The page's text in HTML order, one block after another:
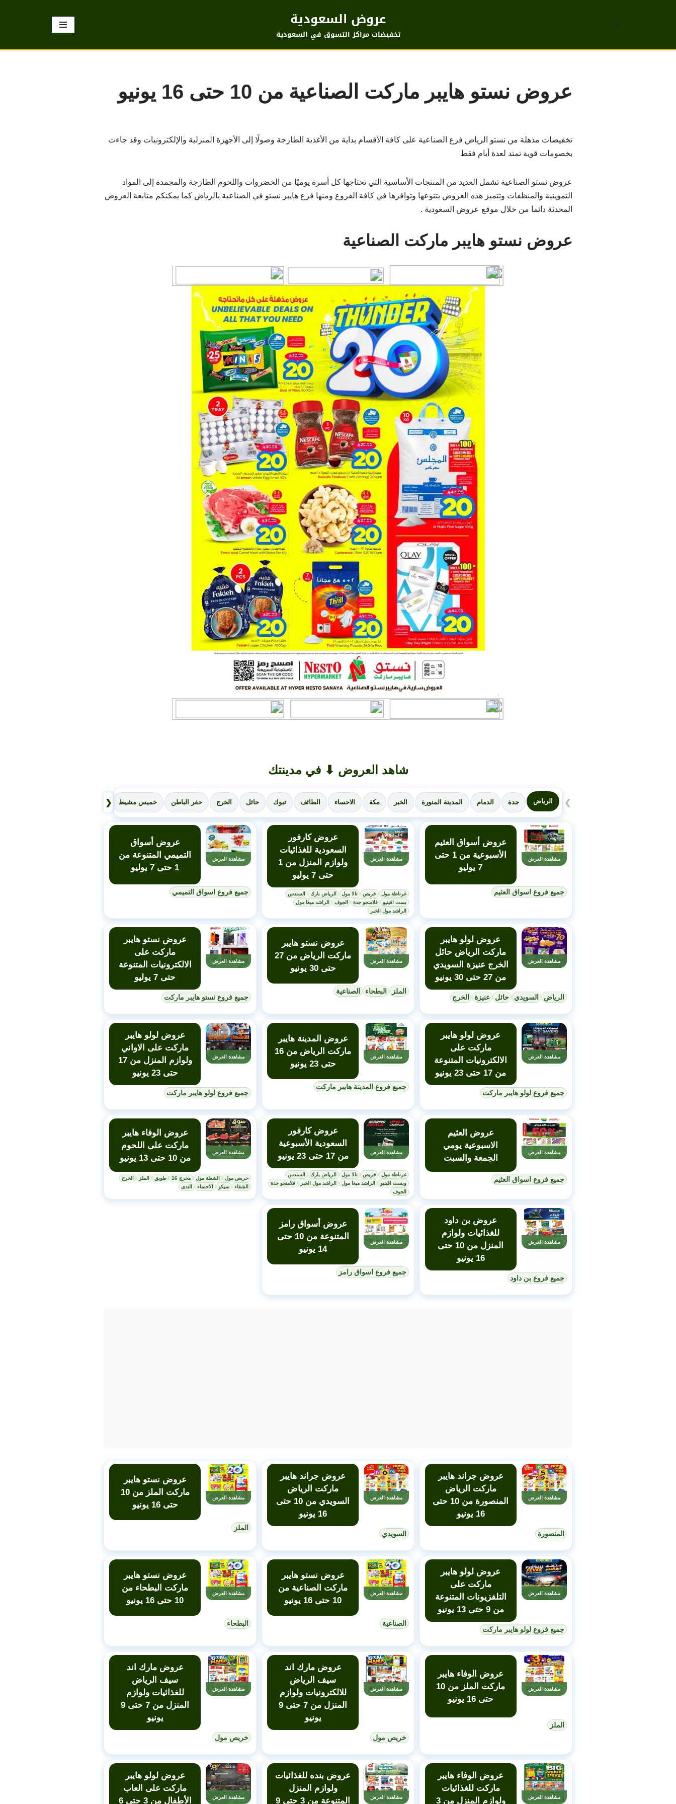
عروض السعودية
تخفيضات مراكز التسوق في السعودية
عروض نستو هايبر ماركت الصناعية من 10 حتى 16 يونيو
تخفيضات مذهلة من نستو الرياض فرع الصناعية على كافة الأقسام بداية من الأغذية الطازجة وصولًا إلى الأجهزة المنزلية والإلكترونيات وقد جاءت
بخصومات قوية تمتد لعدة أيام فقط
عروض نستو الصناعية تشمل العديد من المنتجات الأساسية التي تحتاجها كل أسرة يوميًا من الخضروات واللحوم الطازجة والمجمدة إلى المواد
التموينية والمنظفات وتتميز هذه العروض بتنوعها وتوافرها في كافة الفروع ومنها فرع هايبر نستو في الصناعية بالرياض كما يمكنكم متابعة العروض
المحدثة دائما من خلال موقع عروض السعودية .
عروض نستو هايبر ماركت الصناعية
شاهد العروض ⬇ في مدينتك
❮ الرياض جدة الدمام المدينة المنورة الخبر مكة الاحساء الطائف تبوك حائل الخرج حفر الباطن خميس مشيط ❯
مشاهدة العرض
عروض أسواق العثيم
الأسبوعية من 1 حتى
7 يوليو
جميع فروع اسواق العثيم
مشاهدة العرض
عروض كارفور
السعودية للغذائيات
ولوازم المنزل من 1
حتى 7 يوليو
غرناطة مول خريص تالا مول الرياض بارك
السندس
بست افينيو
فلامنجو جدة الجوف
الراشد ميغا مول
الراشد مول الخبر
مشاهدة العرض
عروض أسواق
التميمي المتنوعة من
1 حتى 7 يوليو
جميع فروع اسواق التميمي
مشاهدة العرض
عروض لولو هايبر
ماركت الرياض حائل
الخرج عنيزة السويدي
من 27 حتى 30 يونيو
الرياض السويدي حائل عنيزة الخرج
مشاهدة العرض
عروض نستو هايبر
ماركت الرياض من 27
حتى 30 يونيو
الملز البطحاء الصناعية
مشاهدة العرض
عروض نستو هايبر
ماركت على
الالكترونيات المتنوعة
حتى 7 يوليو
جميع فروع نستو هايبر ماركت
مشاهدة العرض
عروض لولو هايبر
ماركت على
الالكترونيات المتنوعة
من 17 حتى 23 يونيو
جميع فروع لولو هايبر ماركت
مشاهدة العرض
عروض المدينة هايبر
ماركت الرياض من 16
حتى 23 يونيو
جميع فروع المدينة هايبر ماركت
مشاهدة العرض
عروض لولو هايبر
ماركت على الاواني
ولوازم المنزل من 17
حتى 23 يونيو
جميع فروع لولو هايبر ماركت
مشاهدة العرض
عروض العثيم
الاسبوعية يومي
الجمعة والسبت
جميع فروع اسواق العثيم
مشاهدة العرض
عروض كارفور
السعودية الأسبوعية
من 17 حتى 23 يونيو
غرناطة مول خريص تالا مول الرياض بارك
السندس
ويست افينيو
الراشد ميغا مول الراشد مول الخبر
فلامنجو جدة
الجوف
مشاهدة العرض
عروض الوفاء هايبر
ماركت على اللحوم
من 10 حتى 13 يونيو
خريص مول الشعلة مول مخرج 16 طويق الملز
الخرج
الشفاء
سيكو الاحساء الندى
مشاهدة العرض
عروض بن داود
للغذائيات ولوازم
المنزل من 10 حتى
16 يونيو
جميع فروع بن داود
مشاهدة العرض
عروض أسواق رامز
المتنوعة من 10 حتى
14 يونيو
جميع فروع اسواق رامز
مشاهدة العرض
عروض جراند هايبر
ماركت الرياض
المنصورة من 10 حتى
16 يونيو
المنصورة
مشاهدة العرض
عروض جراند هايبر
ماركت الرياض
السويدي من 10 حتى
16 يونيو
السويدي
مشاهدة العرض
عروض نستو هايبر
ماركت الملز من 10
حتى 16 يونيو
الملز
مشاهدة العرض
عروض لولو هايبر
ماركت على
التلفزيونات المتنوعة
من 9 حتى 13 يونيو
جميع فروع لولو هايبر ماركت
مشاهدة العرض
عروض نستو هايبر
ماركت الصناعية من
10 حتى 16 يونيو
الصناعية
مشاهدة العرض
عروض نستو هايبر
ماركت البطحاء من
10 حتى 16 يونيو
البطحاء
مشاهدة العرض
عروض الوفاء هايبر
ماركت الملز من 10
حتى 16 يونيو
الملز
مشاهدة العرض
عروض مارك اند
سيف الرياض
للالكترونيات ولوازم
المنزل من 7 حتى 9
يونيو
خريص مول
مشاهدة العرض
عروض مارك اند
سيف الرياض
للغذائيات ولوازم
المنزل من 7 حتى 9
يونيو
خريص مول
مشاهدة العرض
عروض الوفاء هايبر
ماركت للغذائيات
ولوازم المنزل من 3
مشاهدة العرض
عروض بنده للغذائيات
ولوازم المنزل
المتنوعة من 3 حتى 9
مشاهدة العرض
عروض لولو هايبر
ماركت على العاب
الأطفال من 3 حتى 6